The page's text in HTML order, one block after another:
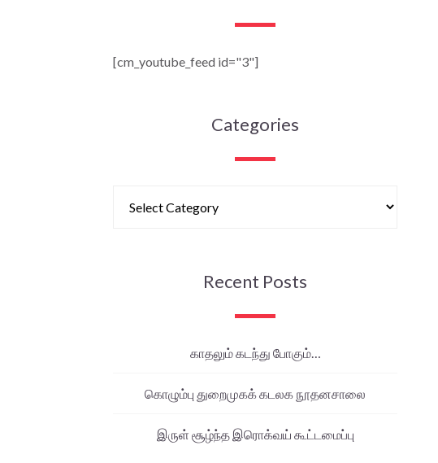
[cm_youtube_feed id="3"]
Categories
Recent Posts
காதலும் கடந்து போகும்…
கொழும்பு துறைமுகக் கடலக நூதனசாலை
இருள் சூழ்ந்த இரொக்வய் கூட்டமைப்பு